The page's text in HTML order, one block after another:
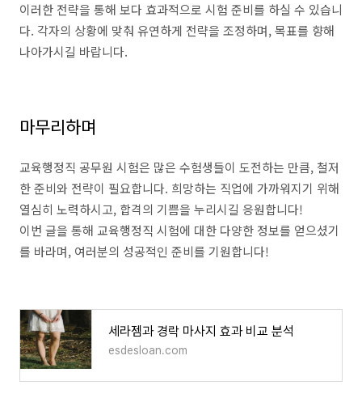
이러한 전략을 통해 보다 효과적으로 시험 준비를 하실 수 있습니
다. 각자의 상황에 맞춰 유연하게 전략을 조정하며, 목표를 향해
나아가시길 바랍니다.
마무리하며
교육행정직 공무원 시험은 많은 수험생들이 도전하는 만큼, 철저
한 준비와 전략이 필요합니다. 희망하는 직업에 가까워지기 위해
열심히 노력하시고, 합격의 기쁨을 누리시길 응원합니다!
이번 글을 통해 교육행정직 시험에 대한 다양한 정보를 얻으셨기
를 바라며, 여러분의 성공적인 준비를 기원합니다!
세라젬과 경락 마사지 효과 비교 분석
esdesloan.com